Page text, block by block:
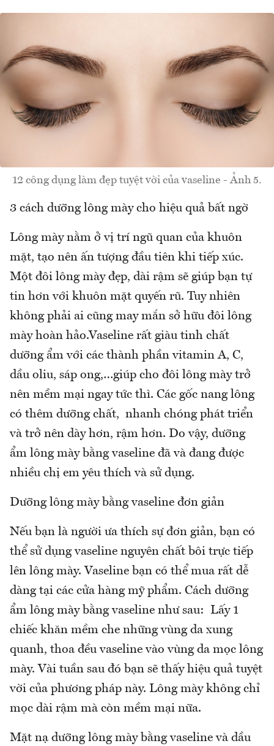
12 công dụng làm đẹp tuyệt vời của vaseline - Ảnh 5.
3 cách dưỡng lông mày cho hiệu quả bất ngờ
Lông mày nằm ở vị trí ngũ quan của khuôn
mặt, tạo nên ấn tượng đầu tiên khi tiếp xúc.
Một đôi lông mày đẹp, dài rậm sẽ giúp bạn tự
tin hơn với khuôn mặt quyến rũ. Tuy nhiên
không phải ai cũng may mắn sở hữu đôi lông
mày hoàn hảo.Vaseline rất giàu tinh chất
dưỡng ẩm với các thành phần vitamin A, C,
dầu oliu, sáp ong,…giúp cho đôi lông mày trở
nên mềm mại ngay tức thì. Các gốc nang lông
có thêm dưỡng chất, nhanh chóng phát triển
và trở nên dày hơn, rậm hơn. Do vậy, dưỡng
ẩm lông mày bằng vaseline đã và đang được
nhiều chị em yêu thích và sử dụng.
Dưỡng lông mày bằng vaseline đơn giản
Nếu bạn là người ưa thích sự đơn giản, bạn có
thể sử dụng vaseline nguyên chất bôi trực tiếp
lên lông mày. Vaseline bạn có thể mua rất dễ
dàng tại các cửa hàng mỹ phẩm. Cách dưỡng
ẩm lông mày bằng vaseline như sau: Lấy 1
chiếc khăn mềm che những vùng da xung
quanh, thoa đều vaseline vào vùng da mọc lông
mày. Vài tuần sau đó bạn sẽ thấy hiệu quả tuyệt
vời của phương pháp này. Lông mày không chỉ
mọc dài rậm mà còn mềm mại nữa.
Mặt nạ dưỡng lông mày bằng vaseline và dầu